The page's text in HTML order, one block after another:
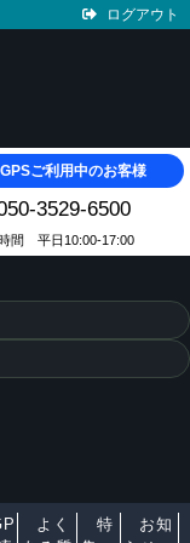
ログアウト
ご利用中のお客様
3529-6500
間 平日10:00-17:00
よく
特
お知